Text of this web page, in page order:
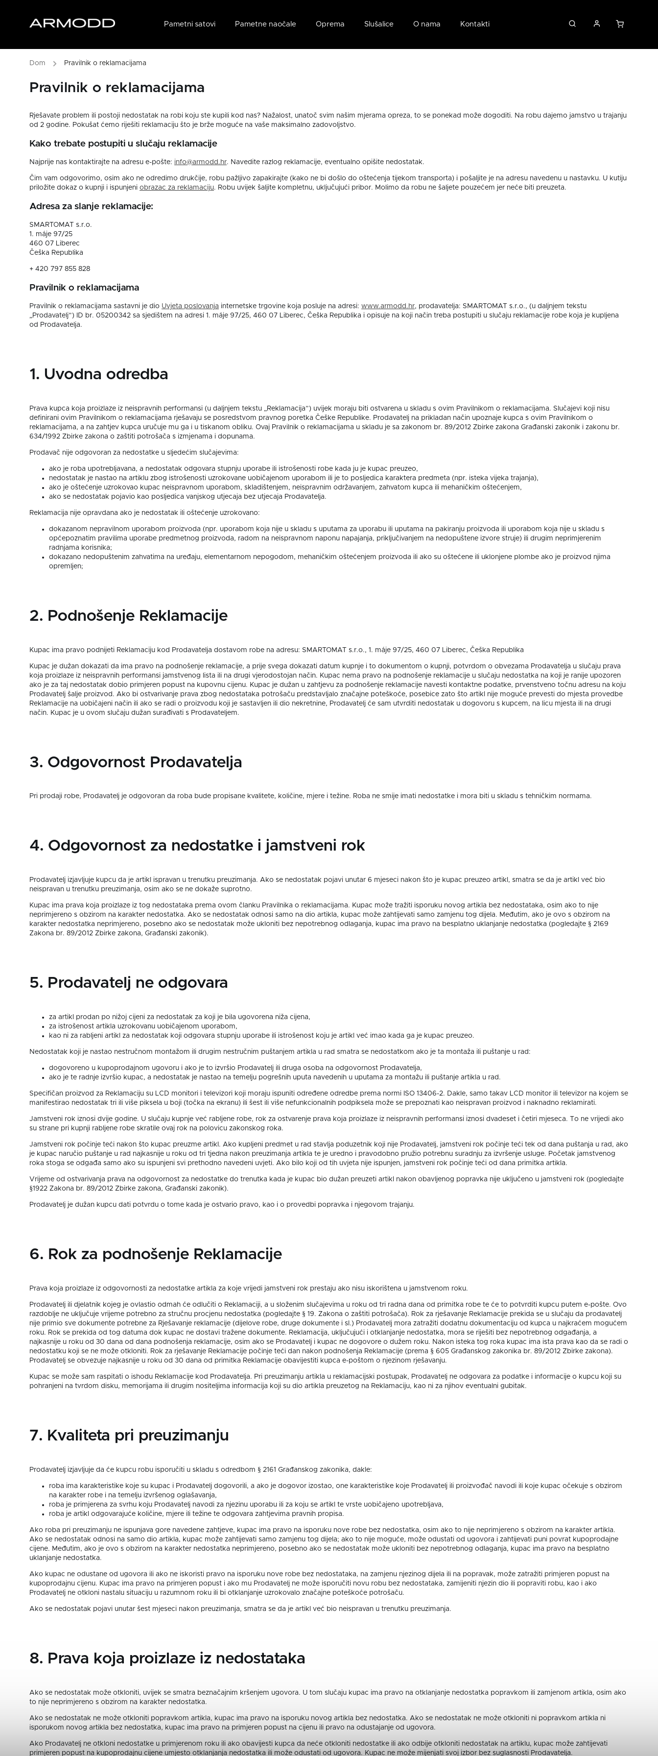
Pametni satovi Pametne naočale Oprema Slušalice O nama Kontakti
/ Pravilnik o reklamacijama
Pravilnik o reklamacijama
Rješavate problem ili postoji nedostatak na robi koju ste kupili kod nas? Nažalost, unatoč svim našim mjerama opreza, to se ponekad može dogoditi. Na robu dajemo jamstvo u trajanju
od 2 godine. Pokušat ćemo riješiti reklamaciju što je brže moguće na vaše maksimalno zadovoljstvo.
Kako trebate postupiti u slučaju reklamacije
Najprije nas kontaktirajte na adresu e-pošte: info@armodd.hr. Navedite razlog reklamacije, eventualno opišite nedostatak.
Čim vam odgovorimo, osim ako ne odredimo drukčije, robu pažljivo zapakirajte (kako ne bi došlo do oštećenja tijekom transporta) i pošaljite je na adresu navedenu u nastavku. U kutiju
priložite dokaz o kupnji i ispunjeni obrazac za reklamaciju. Robu uvijek šaljite kompletnu, uključujući pribor. Molimo da robu ne šaljete pouzećem jer neće biti preuzeta.
Adresa za slanje reklamacije:
SMARTOMAT s.r.o.
1. máje 97/25
460 07 Liberec
Češka Republika
+ 420 797 855 828
Pravilnik o reklamacijama
Pravilnik o reklamacijama sastavni je dio Uvjeta poslovanja internetske trgovine koja posluje na adresi: www.armodd.hr, prodavatelja: SMARTOMAT s.r.o., (u daljnjem tekstu
„Prodavatelj”) ID br. 05200342 sa sjedištem na adresi 1. máje 97/25, 460 07 Liberec, Češka Republika i opisuje na koji način treba postupiti u slučaju reklamacije robe koja je kupljena
od Prodavatelja.
1. Uvodna odredba
Prava kupca koja proizlaze iz neispravnih performansi (u daljnjem tekstu „Reklamacija”) uvijek moraju biti ostvarena u skladu s ovim Pravilnikom o reklamacijama. Slučajevi koji nisu
definirani ovim Pravilnikom o reklamacijama rješavaju se posredstvom pravnog poretka Češke Republike. Prodavatelj na prikladan način upoznaje kupca s ovim Pravilnikom o
reklamacijama, a na zahtjev kupca uručuje mu ga i u tiskanom obliku. Ovaj Pravilnik o reklamacijama u skladu je sa zakonom br. 89/2012 Zbirke zakona Građanski zakonik i zakonu br.
634/1992 Zbirke zakona o zaštiti potrošača s izmjenama i dopunama.
Prodavač nije odgovoran za nedostatke u sljedećim slučajevima:
ako je roba upotrebljavana, a nedostatak odgovara stupnju uporabe ili istrošenosti robe kada ju je kupac preuzeo,
nedostatak je nastao na artiklu zbog istrošenosti uzrokovane uobičajenom uporabom ili je to posljedica karaktera predmeta (npr. isteka vijeka trajanja),
ako je oštećenje uzrokovao kupac neispravnom uporabom, skladištenjem, neispravnim održavanjem, zahvatom kupca ili mehaničkim oštećenjem,
ako se nedostatak pojavio kao posljedica vanjskog utjecaja bez utjecaja Prodavatelja.
Reklamacija nije opravdana ako je nedostatak ili oštećenje uzrokovano:
dokazanom nepravilnom uporabom proizvoda (npr. uporabom koja nije u skladu s uputama za uporabu ili uputama na pakiranju proizvoda ili uporabom koja nije u skladu s
općepoznatim pravilima uporabe predmetnog proizvoda, radom na neispravnom naponu napajanja, priključivanjem na nedopuštene izvore struje) ili drugim neprimjerenim
radnjama korisnika;
dokazano nedopuštenim zahvatima na uređaju, elementarnom nepogodom, mehaničkim oštećenjem proizvoda ili ako su oštećene ili uklonjene plombe ako je proizvod njima
opremljen;
2. Podnošenje Reklamacije
Kupac ima pravo podnijeti Reklamaciju kod Prodavatelja dostavom robe na adresu: SMARTOMAT s.r.o., 1. máje 97/25, 460 07 Liberec, Češka Republika
Kupac je dužan dokazati da ima pravo na podnošenje reklamacije, a prije svega dokazati datum kupnje i to dokumentom o kupnji, potvrdom o obvezama Prodavatelja u slučaju prava
koja proizlaze iz neispravnih performansi jamstvenog lista ili na drugi vjerodostojan način. Kupac nema pravo na podnošenje reklamacije u slučaju nedostatka na koji je ranije upozoren
ako je za taj nedostatak dobio primjeren popust na kupovnu cijenu. Kupac je dužan u zahtjevu za podnošenje reklamacije navesti kontaktne podatke, prvenstveno točnu adresu na koju
Prodavatelj šalje proizvod. Ako bi ostvarivanje prava zbog nedostataka potrošaču predstavljalo značajne poteškoće, posebice zato što artikl nije moguće prevesti do mjesta provedbe
Reklamacije na uobičajeni način ili ako se radi o proizvodu koji je sastavljen ili dio nekretnine, Prodavatelj će sam utvrditi nedostatak u dogovoru s kupcem, na licu mjesta ili na drugi
način. Kupac je u ovom slučaju dužan surađivati s Prodavateljem.
3. Odgovornost Prodavatelja
Pri prodaji robe, Prodavatelj je odgovoran da roba bude propisane kvalitete, količine, mjere i težine. Roba ne smije imati nedostatke i mora biti u skladu s tehničkim normama.
4. Odgovornost za nedostatke i jamstveni rok
Prodavatelj izjavljuje kupcu da je artikl ispravan u trenutku preuzimanja. Ako se nedostatak pojavi unutar 6 mjeseci nakon što je kupac preuzeo artikl, smatra se da je artikl već bio
neispravan u trenutku preuzimanja, osim ako se ne dokaže suprotno.
Kupac ima prava koja proizlaze iz tog nedostataka prema ovom članku Pravilnika o reklamacijama. Kupac može tražiti isporuku novog artikla bez nedostataka, osim ako to nije
neprimjereno s obzirom na karakter nedostatka. Ako se nedostatak odnosi samo na dio artikla, kupac može zahtijevati samo zamjenu tog dijela. Međutim, ako je ovo s obzirom na
karakter nedostatka neprimjereno, posebno ako se nedostatak može ukloniti bez nepotrebnog odlaganja, kupac ima pravo na besplatno uklanjanje nedostatka (pogledajte § 2169
Zakona br. 89/2012 Zbirke zakona, Građanski zakonik).
5. Prodavatelj ne odgovara
za artikl prodan po nižoj cijeni za nedostatak za koji je bila ugovorena niža cijena,
za istrošenost artikla uzrokovanu uobičajenom uporabom,
kao ni za rabljeni artikl za nedostatak koji odgovara stupnju uporabe ili istrošenost koju je artikl već imao kada ga je kupac preuzeo.
Nedostatak koji je nastao nestručnom montažom ili drugim nestručnim puštanjem artikla u rad smatra se nedostatkom ako je ta montaža ili puštanje u rad:
dogovoreno u kupoprodajnom ugovoru i ako je to izvršio Prodavatelj ili druga osoba na odgovornost Prodavatelja,
ako je te radnje izvršio kupac, a nedostatak je nastao na temelju pogrešnih uputa navedenih u uputama za montažu ili puštanje artikla u rad.
Specifičan proizvod za Reklamaciju su LCD monitori i televizori koji moraju ispuniti određene odredbe prema normi ISO 13406-2. Dakle, samo takav LCD monitor ili televizor na kojem se
manifestirao nedostatak tri ili više piksela u boji (točka na ekranu) ili šest ili više nefunkcionalnih podpiksela može se prepoznati kao neispravan proizvod i naknadno reklamirati.
Jamstveni rok iznosi dvije godine. U slučaju kupnje već rabljene robe, rok za ostvarenje prava koja proizlaze iz neispravnih performansi iznosi dvadeset i četiri mjeseca. To ne vrijedi ako
su strane pri kupnji rabljene robe skratile ovaj rok na polovicu zakonskog roka.
Jamstveni rok počinje teći nakon što kupac preuzme artikl. Ako kupljeni predmet u rad stavlja poduzetnik koji nije Prodavatelj, jamstveni rok počinje teći tek od dana puštanja u rad, ako
je kupac naručio puštanje u rad najkasnije u roku od tri tjedna nakon preuzimanja artikla te je uredno i pravodobno pružio potrebnu suradnju za izvršenje usluge. Početak jamstvenog
roka stoga se odgađa samo ako su ispunjeni svi prethodno navedeni uvjeti. Ako bilo koji od tih uvjeta nije ispunjen, jamstveni rok počinje teći od dana primitka artikla.
Vrijeme od ostvarivanja prava na odgovornost za nedostatke do trenutka kada je kupac bio dužan preuzeti artikl nakon obavljenog popravka nije uključeno u jamstveni rok (pogledajte
§1922 Zakona br. 89/2012 Zbirke zakona, Građanski zakonik).
Prodavatelj je dužan kupcu dati potvrdu o tome kada je ostvario pravo, kao i o provedbi popravka i njegovom trajanju.
6. Rok za podnošenje Reklamacije
Prava koja proizlaze iz odgovornosti za nedostatke artikla za koje vrijedi jamstveni rok prestaju ako nisu iskorištena u jamstvenom roku.
Prodavatelj ili djelatnik kojeg je ovlastio odmah će odlučiti o Reklamaciji, a u složenim slučajevima u roku od tri radna dana od primitka robe te će to potvrditi kupcu putem e-pošte. Ovo
razdoblje ne uključuje vrijeme potrebno za stručnu procjenu nedostatka (pogledajte § 19. Zakona o zaštiti potrošača). Rok za rješavanje Reklamacije prekida se u slučaju da prodavatelj
nije primio sve dokumente potrebne za Rješavanje reklamacije (dijelove robe, druge dokumente i sl.) Prodavatelj mora zatražiti dodatnu dokumentaciju od kupca u najkraćem mogućem
roku. Rok se prekida od tog datuma dok kupac ne dostavi tražene dokumente. Reklamacija, uključujući i otklanjanje nedostatka, mora se riješiti bez nepotrebnog odgađanja, a
najkasnije u roku od 30 dana od dana podnošenja reklamacije, osim ako se Prodavatelj i kupac ne dogovore o dužem roku. Nakon isteka tog roka kupac ima ista prava kao da se radi o
nedostatku koji se ne može otkloniti. Rok za rješavanje Reklamacije počinje teći dan nakon podnošenja Reklamacije (prema § 605 Građanskog zakonika br. 89/2012 Zbirke zakona).
Prodavatelj se obvezuje najkasnije u roku od 30 dana od primitka Reklamacije obavijestiti kupca e-poštom o njezinom rješavanju.
Kupac se može sam raspitati o ishodu Reklamacije kod Prodavatelja. Pri preuzimanju artikla u reklamacijski postupak, Prodavatelj ne odgovara za podatke i informacije o kupcu koji su
pohranjeni na tvrdom disku, memorijama ili drugim nositeljima informacija koji su dio artikla preuzetog na Reklamaciju, kao ni za njihov eventualni gubitak.
7. Kvaliteta pri preuzimanju
Prodavatelj izjavljuje da će kupcu robu isporučiti u skladu s odredbom § 2161 Građanskog zakonika, dakle:
roba ima karakteristike koje su kupac i Prodavatelj dogovorili, a ako je dogovor izostao, one karakteristike koje Prodavatelj ili proizvođač navodi ili koje kupac očekuje s obzirom
na karakter robe i na temelju izvršenog oglašavanja,
roba je primjerena za svrhu koju Prodavatelj navodi za njezinu uporabu ili za koju se artikl te vrste uobičajeno upotrebljava,
roba je artikl odgovarajuće količine, mjere ili težine te odgovara zahtjevima pravnih propisa.
Ako roba pri preuzimanju ne ispunjava gore navedene zahtjeve, kupac ima pravo na isporuku nove robe bez nedostatka, osim ako to nije neprimjereno s obzirom na karakter artikla.
Ako se nedostatak odnosi na samo dio artikla, kupac može zahtijevati samo zamjenu tog dijela; ako to nije moguće, može odustati od ugovora i zahtijevati puni povrat kupoprodajne
cijene. Međutim, ako je ovo s obzirom na karakter nedostatka neprimjereno, posebno ako se nedostatak može ukloniti bez nepotrebnog odlaganja, kupac ima pravo na besplatno
uklanjanje nedostatka.
Ako kupac ne odustane od ugovora ili ako ne iskoristi pravo na isporuku nove robe bez nedostataka, na zamjenu njezinog dijela ili na popravak, može zatražiti primjeren popust na
kupoprodajnu cijenu. Kupac ima pravo na primjeren popust i ako mu Prodavatelj ne može isporučiti novu robu bez nedostataka, zamijeniti njezin dio ili popraviti robu, kao i ako
Prodavatelj ne otkloni nastalu situaciju u razumnom roku ili bi otklanjanje uzrokovalo značajne poteškoće potrošaču.
Ako se nedostatak pojavi unutar šest mjeseci nakon preuzimanja, smatra se da je artikl već bio neispravan u trenutku preuzimanja.
8. Prava koja proizlaze iz nedostataka
Ako se nedostatak može otkloniti, uvijek se smatra beznačajnim kršenjem ugovora. U tom slučaju kupac ima pravo na otklanjanje nedostatka popravkom ili zamjenom artikla, osim ako
to nije neprimjereno s obzirom na karakter nedostatka.
Ako se nedostatak ne može otkloniti popravkom artikla, kupac ima pravo na isporuku novog artikla bez nedostatka. Ako se nedostatak ne može otkloniti ni popravkom artikla ni
isporukom novog artikla bez nedostatka, kupac ima pravo na primjeren popust na cijenu ili pravo na odustajanje od ugovora.
Ako Prodavatelj ne otkloni nedostatke u primjerenom roku ili ako obavijesti kupca da neće otkloniti nedostatke ili ako odbije otkloniti nedostatak na artiklu, kupac može zahtijevati
primjeren popust na kupoprodajnu cijene umjesto otklanjanja nedostatka ili može odustati od ugovora. Kupac ne može mijenjati svoj izbor bez suglasnosti Prodavatelja.